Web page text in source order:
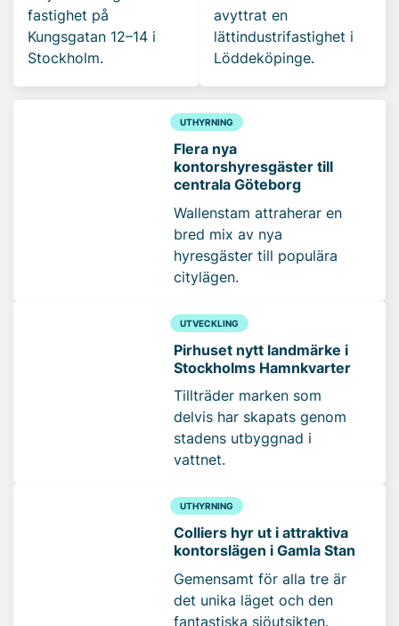
fastighet på
Kungsgatan 12–14 i
Stockholm.
avyttrat en
lättindustrifastighet i
Löddeköpinge.
UTHYRNING
Flera nya
kontorshyresgäster till
centrala Göteborg
Wallenstam attraherar en
bred mix av nya
hyresgäster till populära
citylägen.
UTVECKLING
Pirhuset nytt landmärke i
Stockholms Hamnkvarter
Tillträder marken som
delvis har skapats genom
stadens utbyggnad i
vattnet.
UTHYRNING
Colliers hyr ut i attraktiva
kontorslägen i Gamla Stan
Gemensamt för alla tre är
det unika läget och den
fantastiska sjöutsikten.